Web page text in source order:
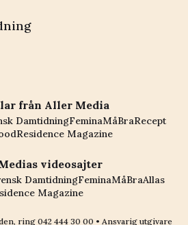
från Aller Media
DamtidningFeminaMåBraRecept
Residence Magazine
videosajter
DamtidningFeminaMåBraAllas
Magazine
ring 042 444 30 00 • Ansvarig utgivare